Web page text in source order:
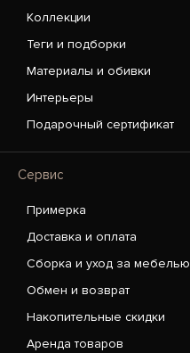
Коллекции
Теги и подборки
Материалы и обивки
Интерьеры
Подарочный сертификат
Сервис
Примерка
Доставка и оплата
Сборка и уход за мебелью
Обмен и возврат
Накопительные скидки
Аренда товаров